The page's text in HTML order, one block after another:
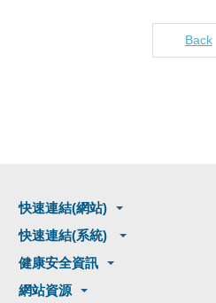
Back
快速連結(網站)
快速連結(系統)
健康安全資訊
網站資源